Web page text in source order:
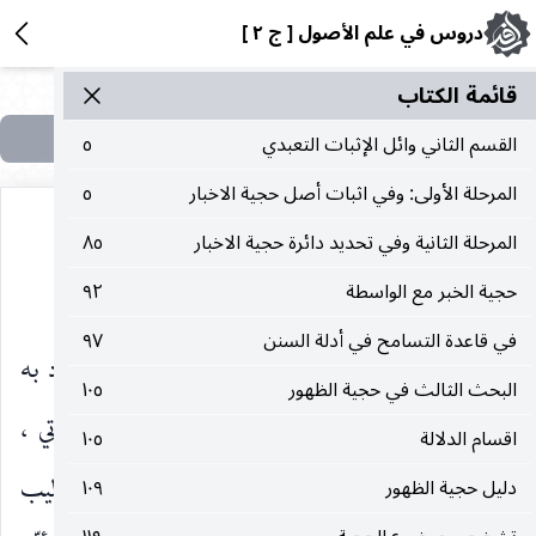
دروس في علم الأصول [ ج ٢ ]
قائمة الکتاب
القسم الثاني وائل الإثبات التعبدي
٥
المرحلة الأولى: وفي اثبات أصل حجية الاخبار
٥
المرحلة الثانية وفي تحديد دائرة حجية الاخبار
٨٥
حجية الخبر مع الواسطة
٩٢
في قاعدة التسامح في أدلة السنن
٩٧
البحث الثالث في حجية الظهور
١٠٥
اقسام الدلالة
١٠٥
دليل حجية الظهور
١٠٩
الظهور الذاتي والظهور الموضوعي
الظهور سواء كان تصوريا او تصديقيا تارة يراد به
الظهور في ذهن انسان معيّن وهذا هو الظهور الذاتي ،
واخرى يراد به الظهور بموجب علاقات اللغة واساليب